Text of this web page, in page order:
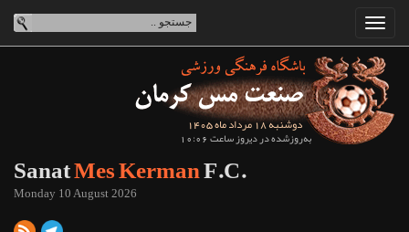
دوشنبه 18 مرداد ماه 1405
به‌روزشده در دیروز ساعت 10:06
SanatMes KermanF.C.
Monday 10 August 2026